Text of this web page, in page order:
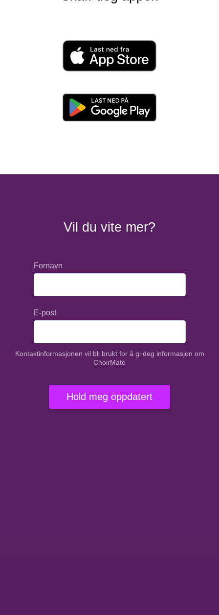
Vil du vite mer?
Fornavn
E-post
Kontaktinformasjonen vil bli brukt for å gi deg informasjon om
ChoirMate
Hold meg oppdatert